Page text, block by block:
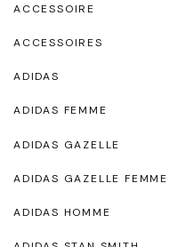
ACCESSOIRE
ACCESSOIRES
ADIDAS
ADIDAS FEMME
ADIDAS GAZELLE
ADIDAS GAZELLE FEMME
ADIDAS HOMME